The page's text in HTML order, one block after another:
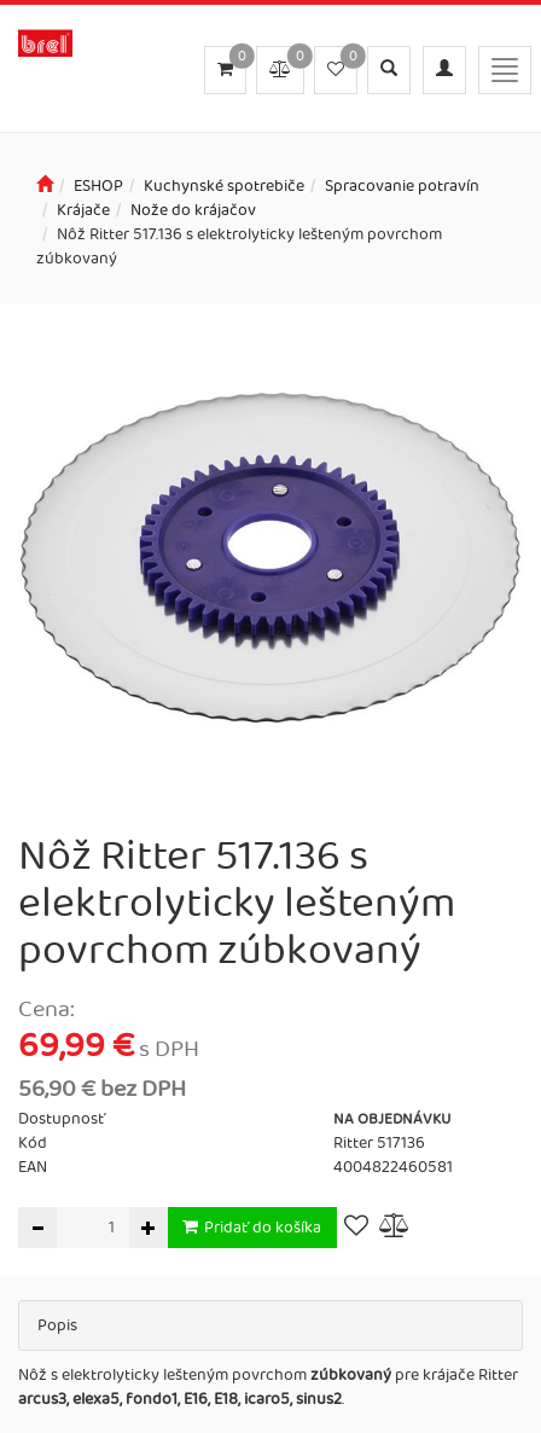
Toggle
navigation
Toggle
search
0
0
0
ESHOP Kuchynské spotrebiče
Spracovanie potravín
Krájače
Nože do krájačov
Nôž Ritter 517.136 s elektrolyticky lešteným povrchom
zúbkovaný
Nôž Ritter 517.136 s
elektrolyticky lešteným
povrchom zúbkovaný
Cena:
69,99 €s DPH
56,90 € bez DPH
Dostupnosť NA OBJEDNÁVKU
Kód
Ritter 517136
EAN
4004822460581
Pridať do košíka
Popis
Nôž s elektrolyticky lešteným povrchomzúbkovanýpre krájače Ritter
arcus3, elexa5, fondo1, E16, E18, icaro5, sinus2.